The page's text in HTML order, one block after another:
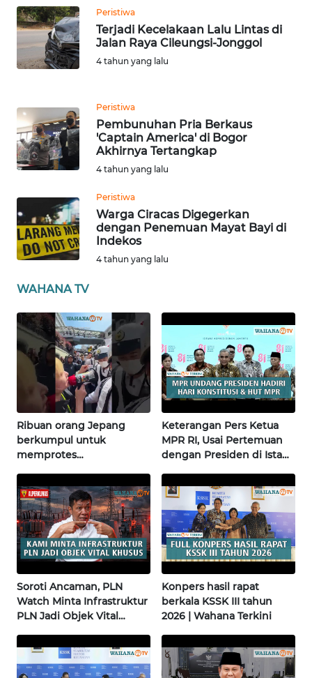
Peristiwa
Terjadi Kecelakaan Lalu Lintas di
Jalan Raya Cileungsi-Jonggol
4 tahun yang lalu
Peristiwa
Pembunuhan Pria Berkaus
'Captain America' di Bogor
Akhirnya Tertangkap
4 tahun yang lalu
Peristiwa
Warga Ciracas Digegerkan
dengan Penemuan Mayat Bayi di
Indekos
4 tahun yang lalu
WAHANA TV
Ribuan orang Jepang
berkumpul untuk
memprotes
pertama di Fujisawa
Keterangan Pers Ketua
MPR RI, Usai Pertemuan
dengan Presiden di Istana
Soroti Ancaman, PLN
Watch Minta Infrastruktur
PLN Jadi Objek Vital
Research
Konpers hasil rapat
berkala KSSK III tahun
2026 | Wahana Terkini
WN
SULBAR
WN
BABEL
WN
SUMBAR
WN
WN
BENGKULU
WN
JATENG
WN
NUSANTARA
WN
JOGJA
WN
JATIM
WN
BALI
WN
KALBAR